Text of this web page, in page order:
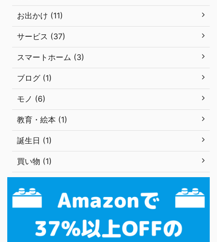
お出かけ (11)
サービス (37)
スマートホーム (3)
ブログ (1)
モノ (6)
教育・絵本 (1)
誕生日 (1)
買い物 (1)